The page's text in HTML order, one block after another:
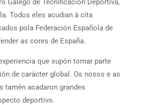
Galego de Tecnificación Deportiva,
Todos eles acudian á cita
pola Federación Española de
as cores de España.
que supón tomar parte
de carácter global. Os nosos e as
tamén acadaron grandes
deportivo.